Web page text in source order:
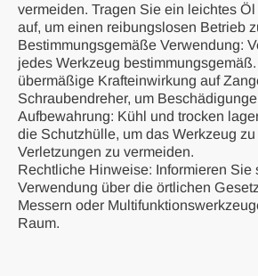
vermeiden. Tragen Sie ein leichtes
auf, um einen reibungslosen Betrieb
Bestimmungsgemäße Verwendung:
jedes Werkzeug
übermäßige Krafteinwirkung auf
Schraubendreher, um
Aufbewahrung: Kühl und trocken
die Schutzhülle, um das Werkzeug
Verletzungen zu vermeiden.
Rechtliche Hinweise: Informieren Sie
Verwendung über die örtlichen
Messern oder
Raum.